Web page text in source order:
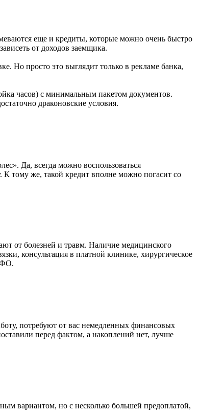
еще и кредиты, которые можно очень быстро
от доходов заемщика.
Но просто это выглядит только в рекламе банка,
часов) с минимальным пакетом документов.
драконовские условия.
Да, всегда можно воспользоваться
К тому же, такой кредит вполне можно погасит со
от болезней и травм. Наличие медицинского
консультация в платной клинике, хирургическое
потребуют от вас немедленных финансовых
перед фактом, а накоплений нет, лучше
вариантом, но с несколько большей предоплатой,